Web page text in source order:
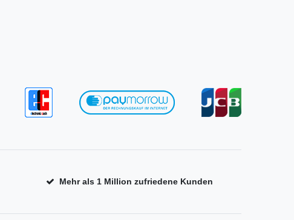
Mehr als 1 Million zufriedene Kunden